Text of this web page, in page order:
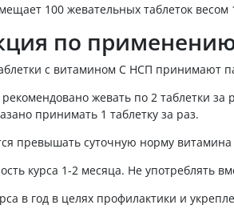
100 жевательных таблеток весом
по
с витамином С НСП принимают
жевать по 2 таблетки за
принимать 1 таблетку за раз.
превышать суточную норму витамина
курса 1-2 месяца. Не употреблять
в год в целях профилактики и